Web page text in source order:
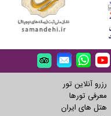
رزرو آنلاین تور
معرفی تورها
هتل های ایران